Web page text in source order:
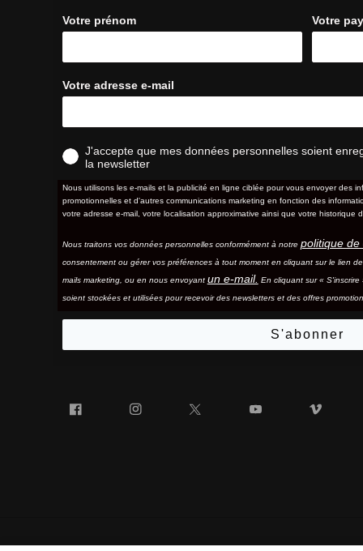
Votre prénom Votre
Votre adresse e-mail
J'accepte que mes données personnelles soient
la newsletter
Nous utilisons les e-mails et la publicité en ligne ciblée pour vous envoyer des
promotionnelles et d'autres communications marketing en fonction des
votre adresse e-mail, votre localisation approximative ainsi que votre historique
Nous traitons vos données personnelles conformément à notre politique de
consentement ou gérer vos préférences à tout moment en cliquant sur le lien
mails marketing, ou en nous envoyant un e-mail. En cliquant sur «
soient stockées et utilisées pour recevoir des newsletters et des offres
S'abonner
Facebook Instagram YouTube